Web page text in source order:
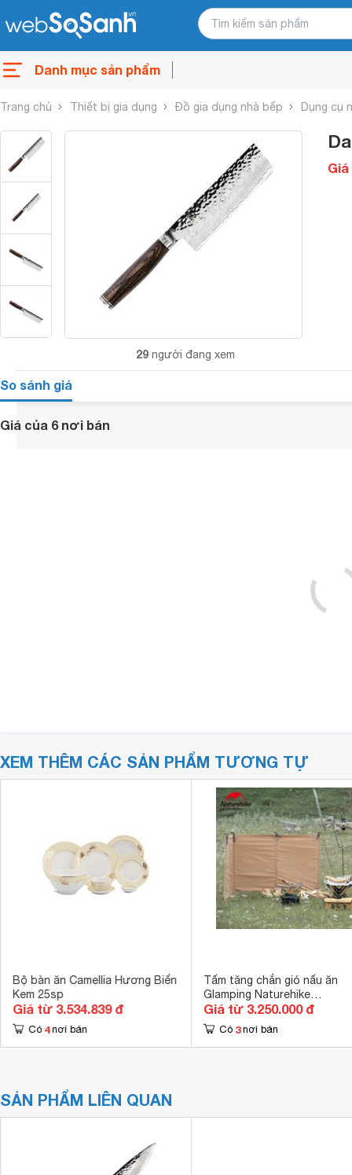
Danh mục sản phẩm
Trang chủ Thiết bị gia dụng Đồ gia dụng nhà bếp Dụng cụ
29 người đang xem
Giá
So sánh giá
Giá của 6 nơi bán
XEM THÊM CÁC SẢN PHẨM TƯƠNG TỰ
Bộ bàn ăn Camellia Hương Biển
Kem 25sp
Giá từ 3.534.839 đ
Có 4 nơi bán
Tấm tăng chắn gió nấu ăn
Glamping Naturehike
NH20TM088
Giá từ 3.250.000 đ
Có 3 nơi bán
SẢN PHẨM LIÊN QUAN